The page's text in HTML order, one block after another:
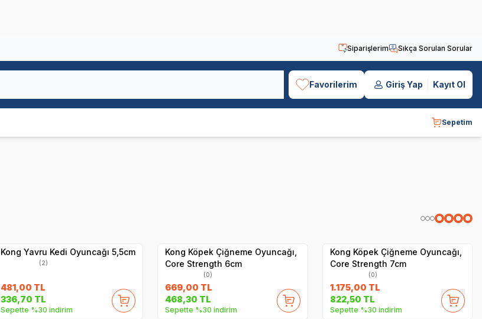
Siparişlerim Sıkça Sorulan Sorular
Favorilerim Giriş Yap Kayıt Ol
Sepetim
Kong Yavru Kedi Oyuncağı 5,5cm
(2)
481,00 TL
336,70 TL
Sepette %30 indirim
Kong Köpek Çiğneme Oyuncağı,
Core Strength 6cm
(0)
669,00 TL
468,30 TL
Sepette %30 indirim
Kong Köpek Çiğneme Oyuncağı,
Core Strength 7cm
(0)
1.175,00 TL
822,50 TL
Sepette %30 indirim
Hızlı Teslimat